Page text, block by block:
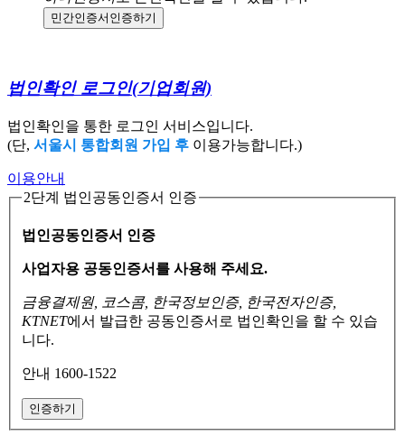
민간인증서 인증하기
법인확인 로그인(기업회원)
법인확인을 통한 로그인 서비스입니다.
(단, 서울시 통합회원 가입 후 이용가능합니다.)
이용안내
2단계 법인공동인증서 인증
법인공동인증서 인증
사업자용 공동인증서를 사용해 주세요.
금융결제원, 코스콤, 한국정보인증, 한국전자인증,
KTNET에서 발급한 공동인증서로 법인확인을 할 수 있습
니다.
안내 1600-1522
인증하기